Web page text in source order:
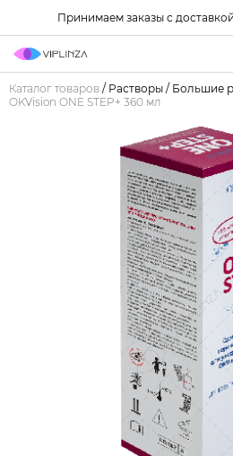
Принимаем заказы с
Каталог товаров / Растворы / Большие
OKVision ONE STEP+ 360 мл